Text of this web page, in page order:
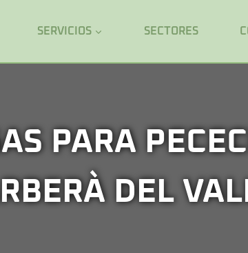
SERVICIOS SECTORES
PARA
DEL